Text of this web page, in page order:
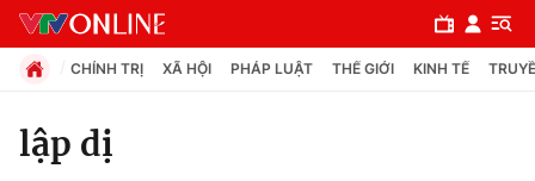
CHÍNH TRỊ XÃ HỘI PHÁP LUẬT THẾ GIỚI KINH TẾ
lập dị